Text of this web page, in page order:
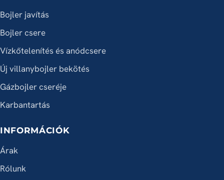
Bojler javítás
Bojler csere
Vízkőtelenítés és anódcsere
Új villanybojler bekötés
Gázbojler cseréje
Karbantartás
INFORMÁCIÓK
Árak
Rólunk